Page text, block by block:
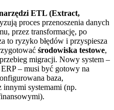
ETL (Extract,
proces przenoszenia danych
przez transformację, po
to ryzyko błędów i przyspiesza
środowiska testowe,
migracji. Nowy system –
– musi być gotowy na
baza,
innymi systemami (np.